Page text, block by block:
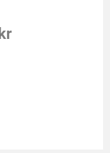
kr